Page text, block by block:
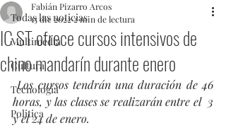
Todas las noticias
Multimedia
Cultura
Tecnología
Politica
IC ST ofrece cursos intensivos de
chino mandarín durante enero
Fabián Pizarro Arcos
15 dic 20222 min de lectura
Los cursos tendrán una duración de 46
horas, y las clases se realizarán entre el  3
y el 24 de enero.